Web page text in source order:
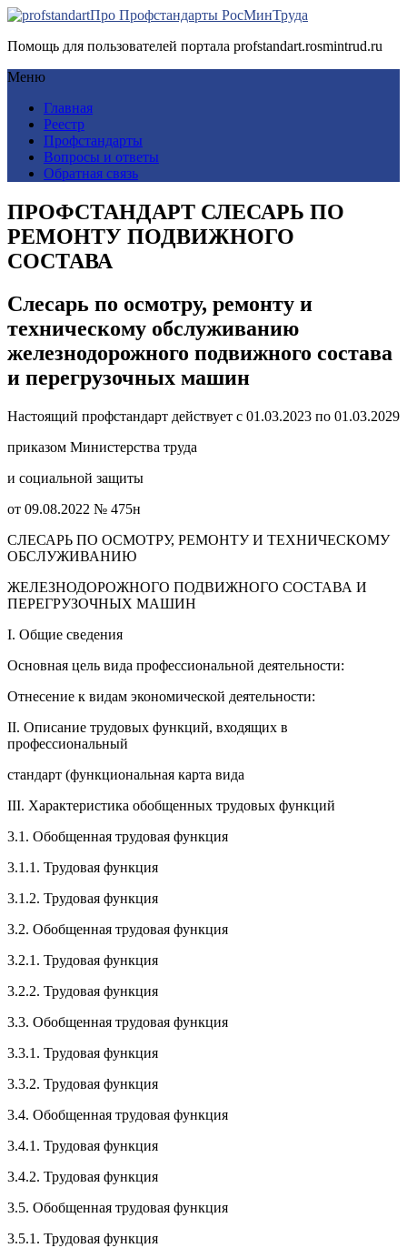
Про Профстандарты РосМинТруда
Помощь для пользователей портала profstandart.rosmintrud.ru
Меню
Главная
Реестр
Профстандарты
Вопросы и ответы
Обратная связь
ПРОФСТАНДАРТ СЛЕСАРЬ ПО
РЕМОНТУ ПОДВИЖНОГО
СОСТАВА
Слесарь по осмотру, ремонту и
техническому обслуживанию
железнодорожного подвижного состава
и перегрузочных машин
Настоящий профстандарт действует с 01.03.2023 по 01.03.2029
приказом Министерства труда
и социальной защиты
от 09.08.2022 № 475н
СЛЕСАРЬ ПО ОСМОТРУ, РЕМОНТУ И ТЕХНИЧЕСКОМУ
ОБСЛУЖИВАНИЮ
ЖЕЛЕЗНОДОРОЖНОГО ПОДВИЖНОГО СОСТАВА И
ПЕРЕГРУЗОЧНЫХ МАШИН
I. Общие сведения
Основная цель вида профессиональной деятельности:
Отнесение к видам экономической деятельности:
II. Описание трудовых функций, входящих в
профессиональный
стандарт (функциональная карта вида
III. Характеристика обобщенных трудовых функций
3.1. Обобщенная трудовая функция
3.1.1. Трудовая функция
3.1.2. Трудовая функция
3.2. Обобщенная трудовая функция
3.2.1. Трудовая функция
3.2.2. Трудовая функция
3.3. Обобщенная трудовая функция
3.3.1. Трудовая функция
3.3.2. Трудовая функция
3.4. Обобщенная трудовая функция
3.4.1. Трудовая функция
3.4.2. Трудовая функция
3.5. Обобщенная трудовая функция
3.5.1. Трудовая функция